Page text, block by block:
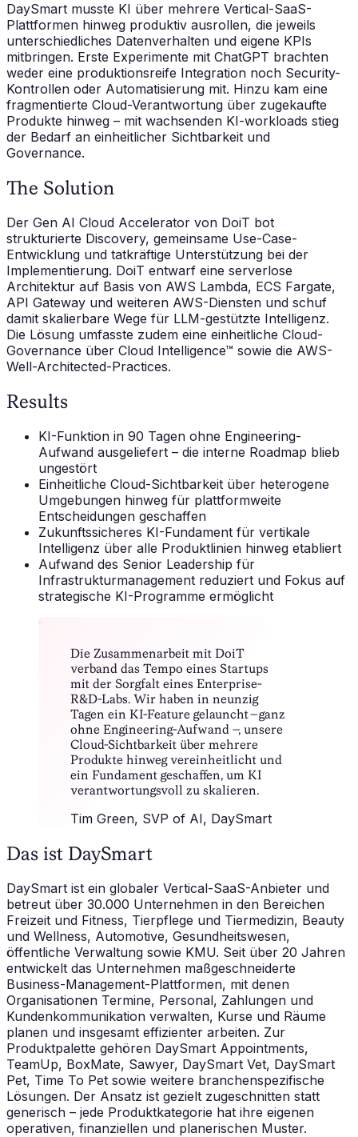
DaySmart musste KI über mehrere Vertical-SaaS-
Plattformen hinweg produktiv ausrollen, die jeweils
unterschiedliches Datenverhalten und eigene KPIs
mitbringen. Erste Experimente mit ChatGPT brachten
weder eine produktionsreife Integration noch Security-
Kontrollen oder Automatisierung mit. Hinzu kam eine
fragmentierte Cloud-Verantwortung über zugekaufte
Produkte hinweg – mit wachsenden KI-workloads stieg
der Bedarf an einheitlicher Sichtbarkeit und
Governance.
The Solution
Der Gen AI Cloud Accelerator von DoiT bot
strukturierte Discovery, gemeinsame Use-Case-
Entwicklung und tatkräftige Unterstützung bei der
Implementierung. DoiT entwarf eine serverlose
Architektur auf Basis von AWS Lambda, ECS Fargate,
API Gateway und weiteren AWS-Diensten und schuf
damit skalierbare Wege für LLM-gestützte Intelligenz.
Die Lösung umfasste zudem eine einheitliche Cloud-
Governance über Cloud Intelligence™ sowie die AWS-
Well-Architected-Practices.
Results
KI-Funktion in 90 Tagen ohne Engineering-
Aufwand ausgeliefert – die interne Roadmap blieb
ungestört
Einheitliche Cloud-Sichtbarkeit über heterogene
Umgebungen hinweg für plattformweite
Entscheidungen geschaffen
Zukunftssicheres KI-Fundament für vertikale
Intelligenz über alle Produktlinien hinweg etabliert
Aufwand des Senior Leadership für
Infrastrukturmanagement reduziert und Fokus auf
strategische KI-Programme ermöglicht
“
Die Zusammenarbeit mit DoiT
verband das Tempo eines Startups
mit der Sorgfalt eines Enterprise-
R&D-Labs. Wir haben in neunzig
Tagen ein KI-Feature gelauncht – ganz
ohne Engineering-Aufwand –, unsere
Cloud-Sichtbarkeit über mehrere
Produkte hinweg vereinheitlicht und
ein Fundament geschaffen, um KI
verantwortungsvoll zu skalieren.
Tim Green, SVP of AI, DaySmart
Das ist DaySmart
DaySmart ist ein globaler Vertical-SaaS-Anbieter und
betreut über 30.000 Unternehmen in den Bereichen
Freizeit und Fitness, Tierpflege und Tiermedizin, Beauty
und Wellness, Automotive, Gesundheitswesen,
öffentliche Verwaltung sowie KMU. Seit über 20 Jahren
entwickelt das Unternehmen maßgeschneiderte
Business-Management-Plattformen, mit denen
Organisationen Termine, Personal, Zahlungen und
Kundenkommunikation verwalten, Kurse und Räume
planen und insgesamt effizienter arbeiten. Zur
Produktpalette gehören DaySmart Appointments,
TeamUp, BoxMate, Sawyer, DaySmart Vet, DaySmart
Pet, Time To Pet sowie weitere branchenspezifische
Lösungen. Der Ansatz ist gezielt zugeschnitten statt
generisch – jede Produktkategorie hat ihre eigenen
operativen, finanziellen und planerischen Muster.